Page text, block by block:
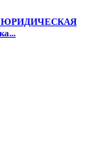
ЮРИДИЧЕСКАЯ